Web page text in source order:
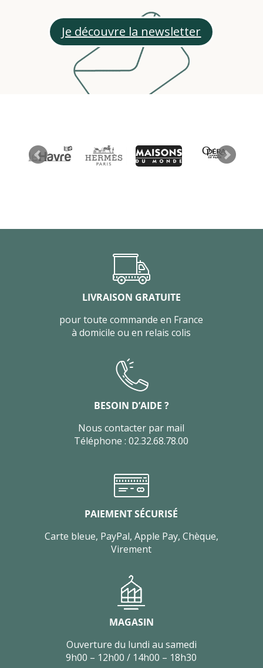
Je découvre la newsletter
LIVRAISON GRATUITE
pour toute commande en France
à domicile ou en relais colis
BESOIN D’AIDE ?
Nous contacter par mail
Téléphone : 02.32.68.78.00
PAIEMENT SÉCURISÉ
Carte bleue, PayPal, Apple Pay, Chèque,
Virement
MAGASIN
Ouverture du lundi au samedi
9h00 – 12h00 / 14h00 – 18h30